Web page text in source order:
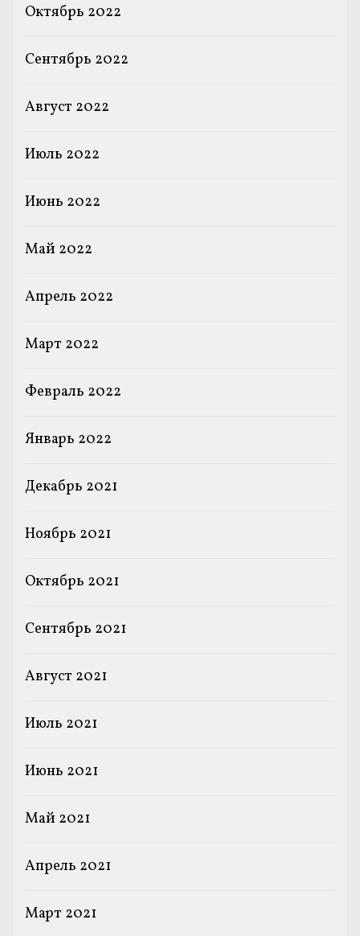
Октябрь 2022
Сентябрь 2022
Август 2022
Июль 2022
Июнь 2022
Май 2022
Апрель 2022
Март 2022
Февраль 2022
Январь 2022
Декабрь 2021
Ноябрь 2021
Октябрь 2021
Сентябрь 2021
Август 2021
Июль 2021
Июнь 2021
Май 2021
Апрель 2021
Март 2021